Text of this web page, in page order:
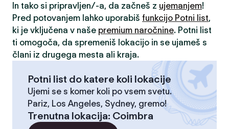
In tako si pripravljen/-a, da začneš z ujemanjem!
Pred potovanjem lahko uporabiš funkcijo Potni list,
ki je vključena v naše premium naročnine. Potni list
ti omogoča, da spremeniš lokacijo in se ujameš s
člani iz drugega mesta ali kraja.
Potni list do katere koli lokacije
Ujemi se s komer koli po vsem svetu.
Pariz, Los Angeles, Sydney, gremo!
Trenutna lokacija: Coimbra